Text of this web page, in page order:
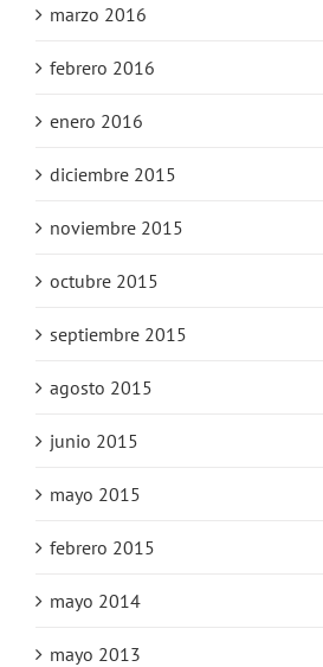
marzo 2016
febrero 2016
enero 2016
diciembre 2015
noviembre 2015
octubre 2015
septiembre 2015
agosto 2015
junio 2015
mayo 2015
febrero 2015
mayo 2014
mayo 2013